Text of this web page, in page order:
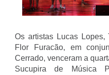
Os artistas Lucas Lopes,
Flor Furacão, em
Cerrado, venceram a
Sucupira de Música